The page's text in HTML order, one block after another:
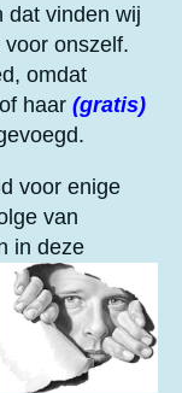
dat vinden wij
onszelf.
omdat
haar (gratis)
voor enige
van
in deze